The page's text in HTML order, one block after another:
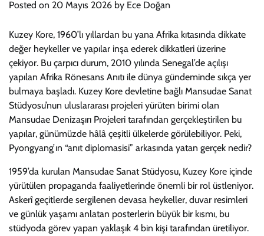
Posted on 20 Mayıs 2026 by Ece Doğan
Kuzey Kore, 1960’lı yıllardan bu yana Afrika kıtasında dikkate
değer heykeller ve yapılar inşa ederek dikkatleri üzerine
çekiyor. Bu çarpıcı durum, 2010 yılında Senegal’de açılışı
yapılan Afrika Rönesans Anıtı ile dünya gündeminde sıkça yer
bulmaya başladı. Kuzey Kore devletine bağlı Mansudae Sanat
Stüdyosu’nun uluslararası projeleri yürüten birimi olan
Mansudae Denizaşırı Projeleri tarafından gerçekleştirilen bu
yapılar, günümüzde hâlâ çeşitli ülkelerde görülebiliyor. Peki,
Pyongyang’ın “anıt diplomasisi” arkasında yatan gerçek nedir?
1959’da kurulan Mansudae Sanat Stüdyosu, Kuzey Kore içinde
yürütülen propaganda faaliyetlerinde önemli bir rol üstleniyor.
Askerî geçitlerde sergilenen devasa heykeller, duvar resimleri
ve günlük yaşamı anlatan posterlerin büyük bir kısmı, bu
stüdyoda görev yapan yaklaşık 4 bin kişi tarafından üretiliyor.